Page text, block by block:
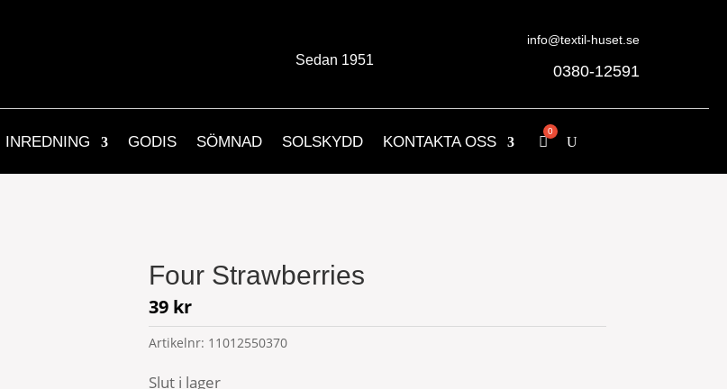
Sedan 1951
info@textil-huset.se
0380-12591
INREDNING GODIS SÖMNAD SOLSKYDD KONTAKTA OSS
Four Strawberries
39 kr
Artikelnr: 11012550370
Slut i lager